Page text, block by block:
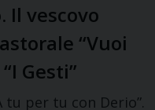
Il vescovo
“Vuoi
Gesti”
tu per tu con Derio”.